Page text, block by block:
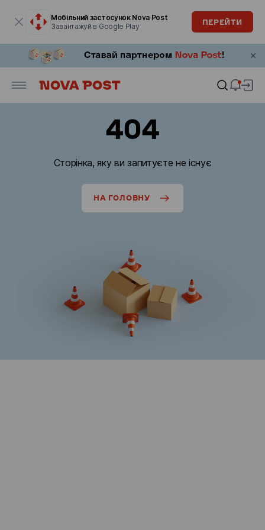
Мобільний застосунок Nova Post
Завантажуй в Google Play
ПЕРЕЙТИ
404
Сторінка, яку ви запитуєте не існує
НА ГОЛОВНУ